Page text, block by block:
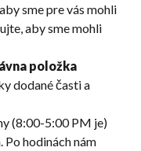
sme pre vás mohli
aby sme mohli
položka
dodané časti a
(8:00-5:00 PM je)
hodinách nám